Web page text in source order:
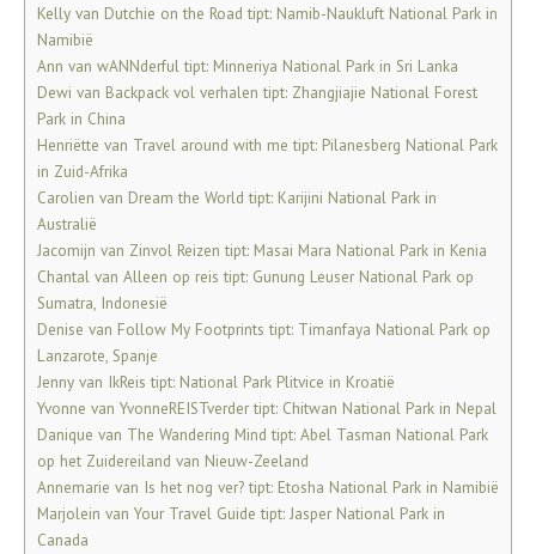
Kelly van Dutchie on the Road tipt: Namib-Naukluft National Park in
Namibië
Ann van wANNderful tipt: Minneriya National Park in Sri Lanka
Dewi van Backpack vol verhalen tipt: Zhangjiajie National Forest
Park in China
Henriëtte van Travel around with me tipt: Pilanesberg National Park
in Zuid-Afrika
Carolien van Dream the World tipt: Karijini National Park in
Australië
Jacomijn van Zinvol Reizen tipt: Masai Mara National Park in Kenia
Chantal van Alleen op reis tipt: Gunung Leuser National Park op
Sumatra, Indonesië
Denise van Follow My Footprints tipt: Timanfaya National Park op
Lanzarote, Spanje
Jenny van IkReis tipt: National Park Plitvice in Kroatië
Yvonne van YvonneREISTverder tipt: Chitwan National Park in Nepal
Danique van The Wandering Mind tipt: Abel Tasman National Park
op het Zuidereiland van Nieuw-Zeeland
Annemarie van Is het nog ver? tipt: Etosha National Park in Namibië
Marjolein van Your Travel Guide tipt: Jasper National Park in
Canada